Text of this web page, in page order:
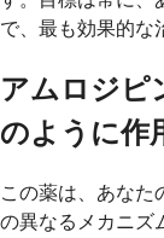
で、最も効果的な
アムロジピ
のように作
この薬は、あなた
の異なるメカニズ